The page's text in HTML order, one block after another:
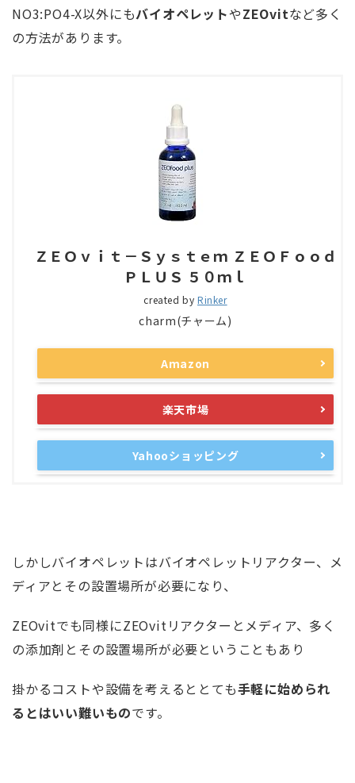
NO3:PO4-X以外にもバイオペレットやZEOvitなど多く
の方法があります。
ＺＥＯｖｉｔ－Ｓｙｓｔｅｍ ＺＥＯＦｏｏｄ
ＰＬＵＳ ５０ｍｌ
created by Rinker
charm(チャーム)
Amazon
楽天市場
Yahooショッピング
しかしバイオペレットはバイオペレットリアクター、メ
ディアとその設置場所が必要になり、
ZEOvitでも同様にZEOvitリアクターとメディア、多く
の添加剤とその設置場所が必要ということもあり
掛かるコストや設備を考えるととても手軽に始められ
るとはいい難いものです。